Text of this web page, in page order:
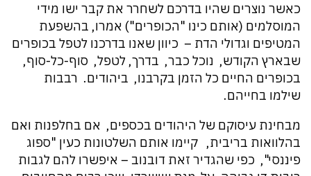
כאשר נוצרים שהיו בדרכם לשחרר את קבר ישו מידי
המוסלמים (אותם כינו "הכופרים") אמרו, בהשפעת
המטיפים וגדולי הדת – כיוון שאנו בדרכנו לטפל בכופרים
שבארץ הקודש, נוכל כבר, בדרך, לטפל, סוף-כל-סוף,
בכופרים החיים כל הזמן בקרבנו, ביהודים. רבבות
שילמו בחייהם.
מבחינת עיסוקם של היהודים בכספים, אם בחלפנות ואם
בהלוואות בריבית, קיימו אותם השלטונות כעין "ספוג
פיננסי", כפי שהגדיר זאת דובנוב – איפשרו להם לגבות